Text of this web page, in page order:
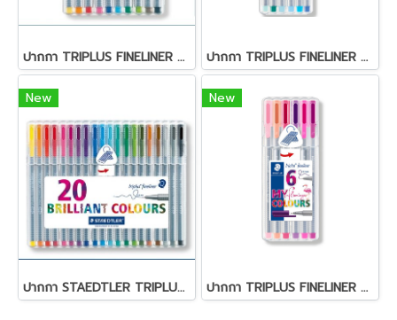
ปากกา TRIPLUS FINELINER STAEDTLER ชุด 10 สี ปากกา TRIPLUS FINELINER STAEDTLER ชุด 6 สี สีฟ้าน้ำทะเล
New
ปากกา STAEDTLER TRIPLUS ชุด 20 สี
New
ปากกา TRIPLUS FINELINER STAEDTLER ชุุด 6 สี สีชมพูฟามิงโก้